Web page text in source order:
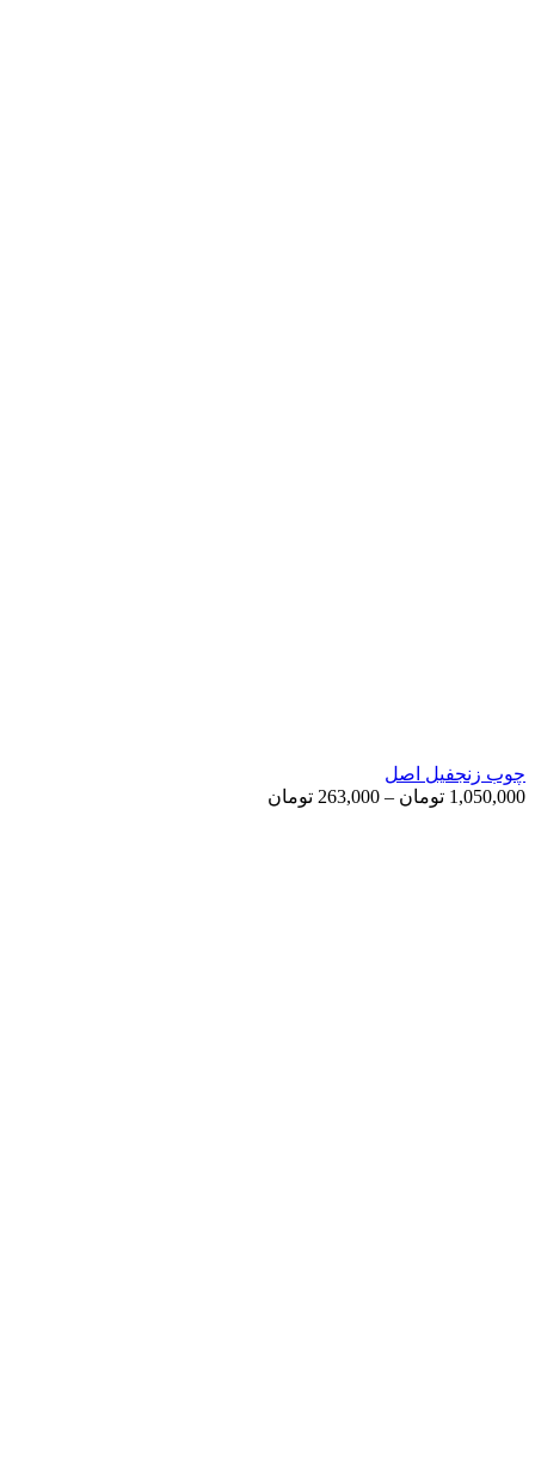
چوب زنجفیل اصل
1,050,000 تومان –
263,000 تومان